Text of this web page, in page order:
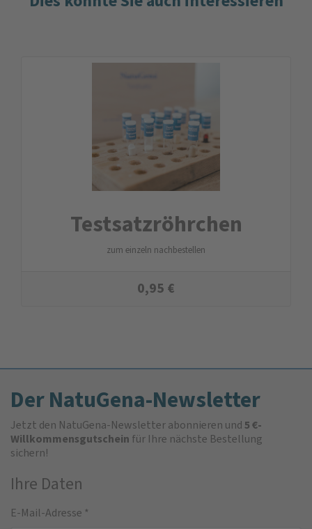
Testsatzröhrchen
zum einzeln nachbestellen
0,95 €
Der NatuGena-Newsletter
Jetzt den NatuGena-Newsletter abonnieren und5 €-
Willkommensgutschein für Ihre nächste Bestellung
sichern!
Ihre Daten
E-Mail-Adresse *